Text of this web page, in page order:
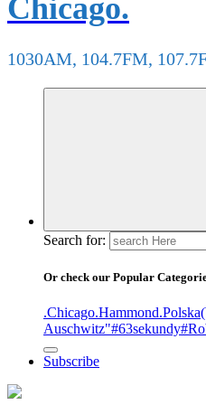
Chicago.
1030AM, 104.7FM,
Search for:
Or check our Popular
.Chicago.Hammond.Polska
Auschwitz"#63sekundy
Subscribe